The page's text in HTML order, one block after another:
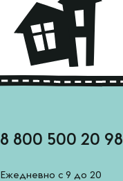
8 800 500 20 98
Ежедневно с 9 до 20